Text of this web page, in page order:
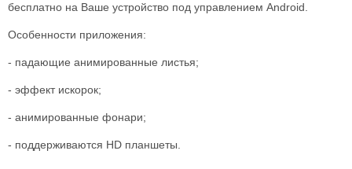
бесплатно на Ваше устройство под управлением Android.
Особенности приложения:
- падающие анимированные листья;
- эффект искорок;
- анимированные фонари;
- поддерживаются HD планшеты.